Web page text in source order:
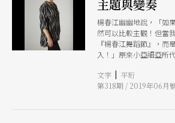
主題與變奏
楊春江幽幽地說，「如
然可以比較主觀！但當
『楊春江舞蹈節』，而
入！」原來小亞細亞所
小亞細亞得到「傳承」
制宜、因主題聯想出不
文字 | 平珩
第318期 / 2019年06月